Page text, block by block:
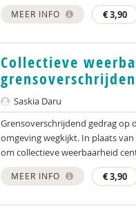
MEER INFO €3,90
Collectieve
Saskia Daru
Grensoverschrijdend gedrag op
omgeving wegkijkt. In plaats
om collectieve weerbaarheid
MEER INFO €3,90